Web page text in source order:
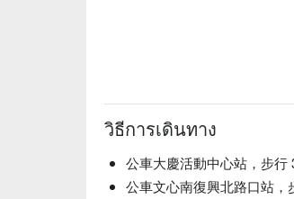
วิธีการเดินทาง
公車大慶活動中心站，步行
公車文心南復興北路口站，